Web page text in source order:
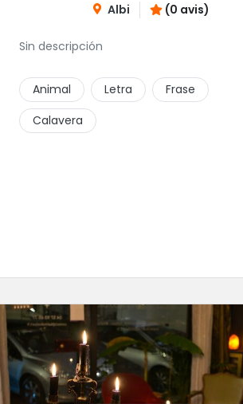
Albi (0 avis)
Sin descripción
Animal Letra
Frase
Calavera